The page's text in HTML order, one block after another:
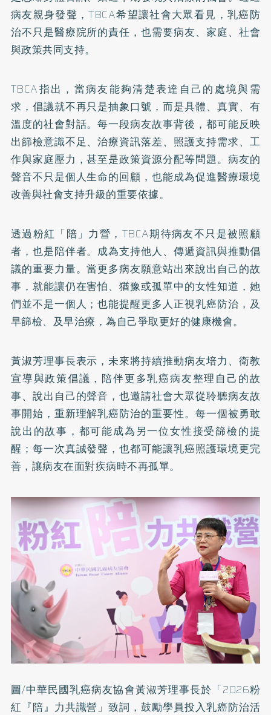
病友親身發聲，TBCA希望讓社會大眾看見，乳癌防
治不只是醫療院所的責任，也需要病友、家庭、社會
與政策共同支持。
TBCA指出，當病友能夠清楚表達自己的處境與需
求，倡議就不再只是抽象口號，而是具體、真實、有
溫度的社會對話。每一段病友故事背後，都可能反映
出篩檢意識不足、治療資訊落差、照護支持需求、工
作與家庭壓力，甚至是政策資源分配等問題。病友的
聲音不只是個人生命的回顧，也能成為促進醫療環境
改善與社會支持升級的重要依據。
透過粉紅「陪」力營，TBCA期待病友不只是被照顧
者，也是陪伴者。成為支持他人、傳遞資訊與推動倡
議的重要力量。當更多病友願意站出來說出自己的故
事，就能讓仍在害怕、猶豫或孤單中的女性知道，她
們並不是一個人；也能提醒更多人正視乳癌防治，及
早篩檢、及早治療，為自己爭取更好的健康機會。
黃淑芳理事長表示，未來將持續推動病友培力、衛教
宣導與政策倡議，陪伴更多乳癌病友整理自己的故
事、說出自己的聲音，也邀請社會大眾從聆聽病友故
事開始，重新理解乳癌防治的重要性。每一個被勇敢
說出的故事，都可能成為另一位女性接受篩檢的提
醒；每一次真誠發聲，也都可能讓乳癌照護環境更完
善，讓病友在面對疾病時不再孤單。
圖/中華民國乳癌病友協會黃淑芳理事長於「2026粉
紅『陪』力共識營」致詞，鼓勵學員投入乳癌防治活